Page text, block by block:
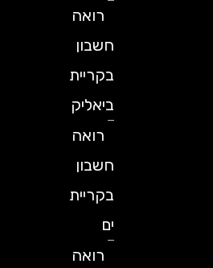
רואה
חשבון
בקריית
ביאליק
רואה
חשבון
בקריית
רואה